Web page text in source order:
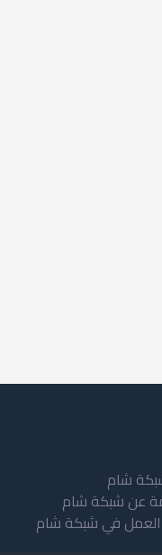
شام
عن شبكة شام
في شبكة شام